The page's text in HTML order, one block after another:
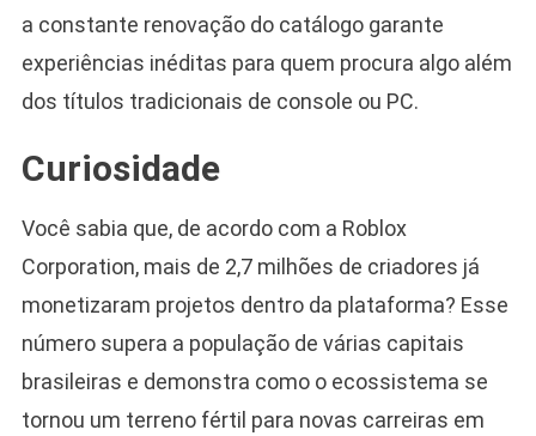
a constante renovação do catálogo garante
experiências inéditas para quem procura algo além
dos títulos tradicionais de console ou PC.
Curiosidade
Você sabia que, de acordo com a Roblox
Corporation, mais de 2,7 milhões de criadores já
monetizaram projetos dentro da plataforma? Esse
número supera a população de várias capitais
brasileiras e demonstra como o ecossistema se
tornou um terreno fértil para novas carreiras em